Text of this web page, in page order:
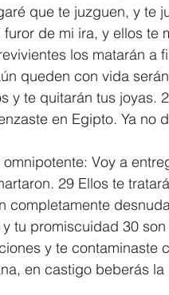
que te juzguen, y te
de mi ira, y ellos te
los matarán a
queden con vida
y te quitarán tus joyas.
en Egipto. Ya no
Voy a
29 Ellos te
completamente
tu promiscuidad 30
y te contaminaste
en castigo beberás